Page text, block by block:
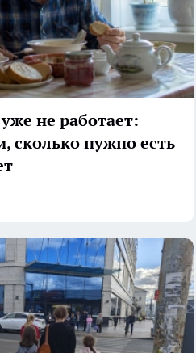
не работает:
сколько нужно есть